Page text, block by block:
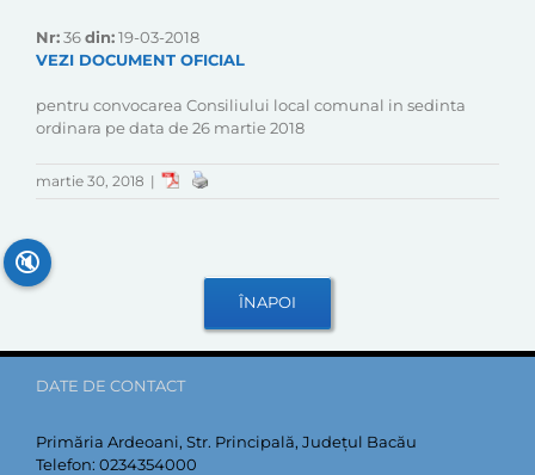
Nr:36din:19-03-2018
VEZI DOCUMENT OFICIAL
pentru convocarea Consiliului local comunal in sedinta
ordinara pe data de 26 martie 2018
martie 30, 2018 |
DATE DE CONTACT
Primăria Ardeoani, Str. Principală, Județul Bacău
Telefon: 0234354000
🔇